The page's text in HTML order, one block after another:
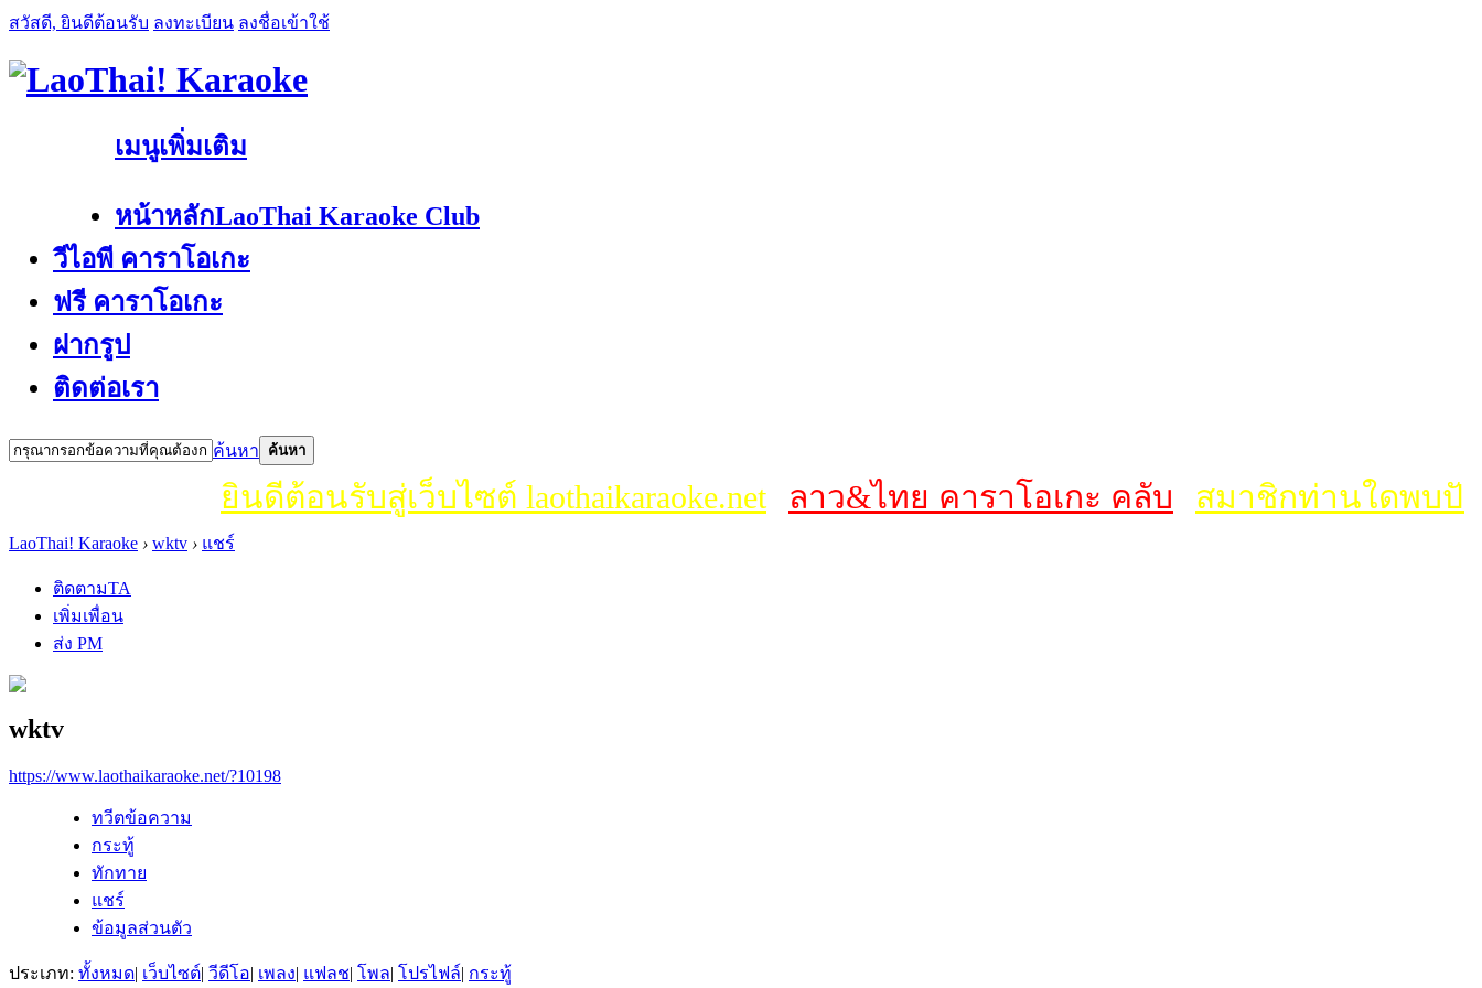
สวัสดี, ยินดีต้อนรับ ลงทะเบียน ลงชื่อเข้าใช้
เมนูเพิ่มเติม
หน้าหลักLaoThai Karaoke Club
วีไอพี คาราโอเกะ
ฟรี คาราโอเกะ
ฝากรูป
ติดต่อเรา
ค้นหา ค้นหา
ยินดีต้อนรับสู่เว็บไซต์ laothaikaraoke.net ลาว&ไทย คาราโอเกะ คลับ สมาชิกท่านใดพบปั
LaoThai! Karaoke › wktv › แชร์
ติดตามTA
เพิ่มเพื่อน
ส่ง PM
wktv
https://www.laothaikaraoke.net/?10198
ทวีตข้อความ
กระทู้
ทักทาย
แชร์
ข้อมูลส่วนตัว
ประเภท: ทั้งหมด| เว็บไซต์| วีดีโอ| เพลง| แฟลช| โพล| โปรไฟล์| กระทู้